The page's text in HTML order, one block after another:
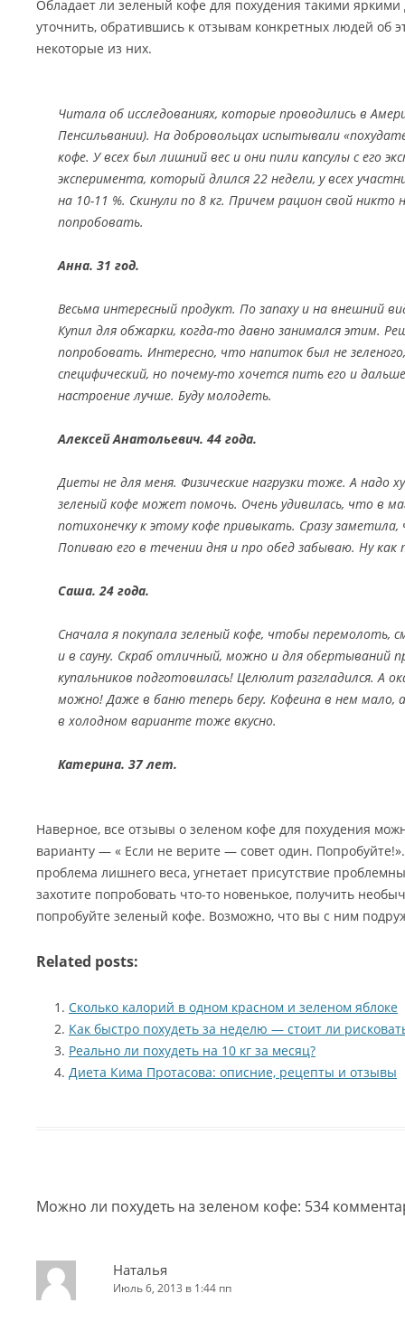
Обладает ли зеленый кофе для похудения такими
уточнить, обратившись к отзывам конкретных людей об
некоторые из них.
Читала об исследованиях, которые проводились в
Пенсильвании). На добровольцах испытывали
кофе. У всех был лишний вес и они пили капсулы с его
эксперимента, который длился 22 недели, у всех
на 10-11 %. Скинули по 8 кг. Причем рацион свой никто
попробовать.
Анна. 31 год.
Весьма интересный продукт. По запаху и на внешний
Купил для обжарки, когда-то давно занимался этим.
попробовать. Интересно, что напиток был не
специфический, но почему-то хочется пить его и
настроение лучше. Буду молодеть.
Алексей Анатольевич. 44 года.
Диеты не для меня. Физические нагрузки тоже. А надо
зеленый кофе может помочь. Очень удивилась, что в
потихонечку к этому кофе привыкать. Сразу
Попиваю его в течении дня и про обед забываю. Ну как
Саша. 24 года.
Сначала я покупала зеленый кофе, чтобы перемолоть,
и в сауну. Скраб отличный, можно и для обертываний
купальников подготовилась! Целюлит разгладился. А
можно! Даже в баню теперь беру. Кофеина в нем
в холодном варианте тоже вкусно.
Катерина. 37 лет.
Наверное, все отзывы о зеленом кофе для похудения
варианту — « Если не верите — совет один.
проблема лишнего веса, угнетает присутствие
захотите попробовать что-то новенькое, получить
попробуйте зеленый кофе. Возможно, что вы с ним
Related posts:
Сколько калорий в одном красном и зеленом яблоке
Как быстро похудеть за неделю — стоит ли
Реально ли похудеть на 10 кг за месяц?
Диета Кима Протасова: описние, рецепты и отзывы
Можно ли похудеть на зеленом кофе: 534
Наталья
Июль 6, 2013 в 1:44 пп